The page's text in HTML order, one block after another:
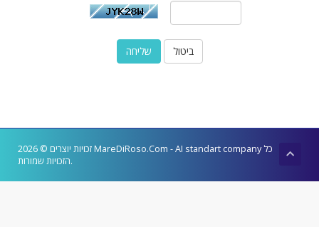
ביטול
זכויות יוצרים © 2026 MareDiRoso.Com - AI standart company כל
הזכויות שמורות.